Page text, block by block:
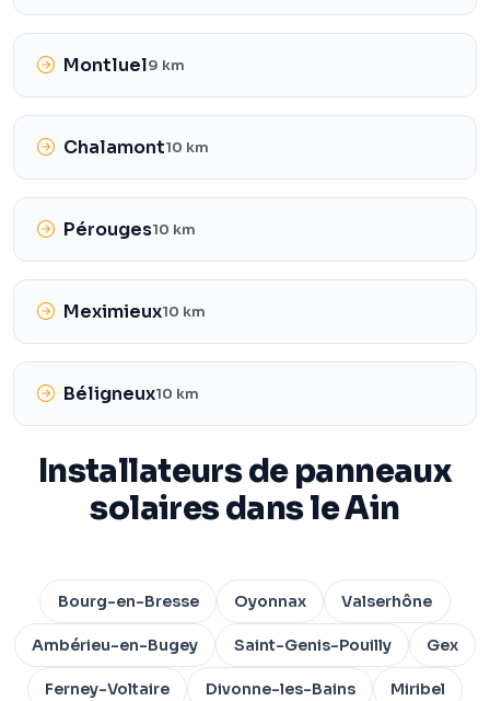
Montluel9 km
Chalamont10 km
Pérouges10 km
Meximieux10 km
Béligneux10 km
Installateurs de panneaux
solaires dans le Ain
Bourg-en-Bresse Oyonnax Valserhône
Ambérieu-en-Bugey Saint-Genis-Pouilly Gex
Ferney-Voltaire Divonne-les-Bains Miribel